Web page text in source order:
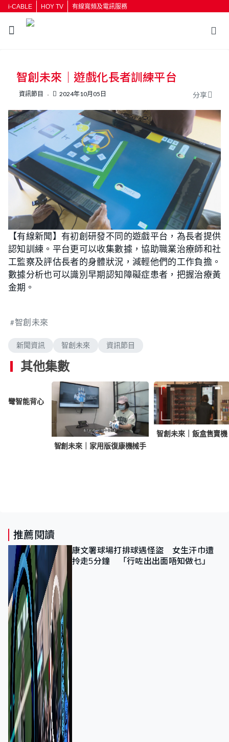
i-CABLE HOY TV 有線寬頻及電訊服務
智創未來｜遊戲化長者訓練平台
資訊節目 2024年10月05日 分享
【有線新聞】有初創研發不同的遊戲平台，為長者提供
認知訓練。平台更可以收集數據，協助職業治療師和社
工監察及評估長者的身體狀況，減輕他們的工作負擔。
數據分析也可以識別早期認知障礙症患者，把握治療黃
金期。
智創未來
新聞資訊 智創未來 資訊節目
其他集數
彎智能背心
智創未來｜家用版復康機械手
智創未來｜飯盒售賣機
推薦閱讀
康文署球場打排球遇怪盜 女生汗巾遭
拎走5分鐘 「行咗出出面唔知做乜」